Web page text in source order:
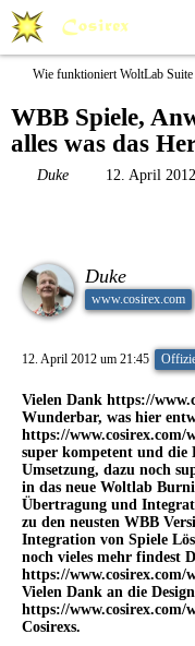
Wie funktioniert WoltLab
WBB Spiele,
alles was das
Duke 12. April
Duke
www.cosirex.com
12. April 2012 um 21:45
Vielen Dank https://
Wunderbar, was hier
https://www.cosirex.com/
super kompetent und
Umsetzung, dazu noch
in das neue Woltlab
Übertragung und
zu den neusten WBB
Integration von Spiele
noch vieles mehr findest
https://www.cosirex.com/
Vielen Dank an die
https://www.cosirex.com/
Cosirexs.